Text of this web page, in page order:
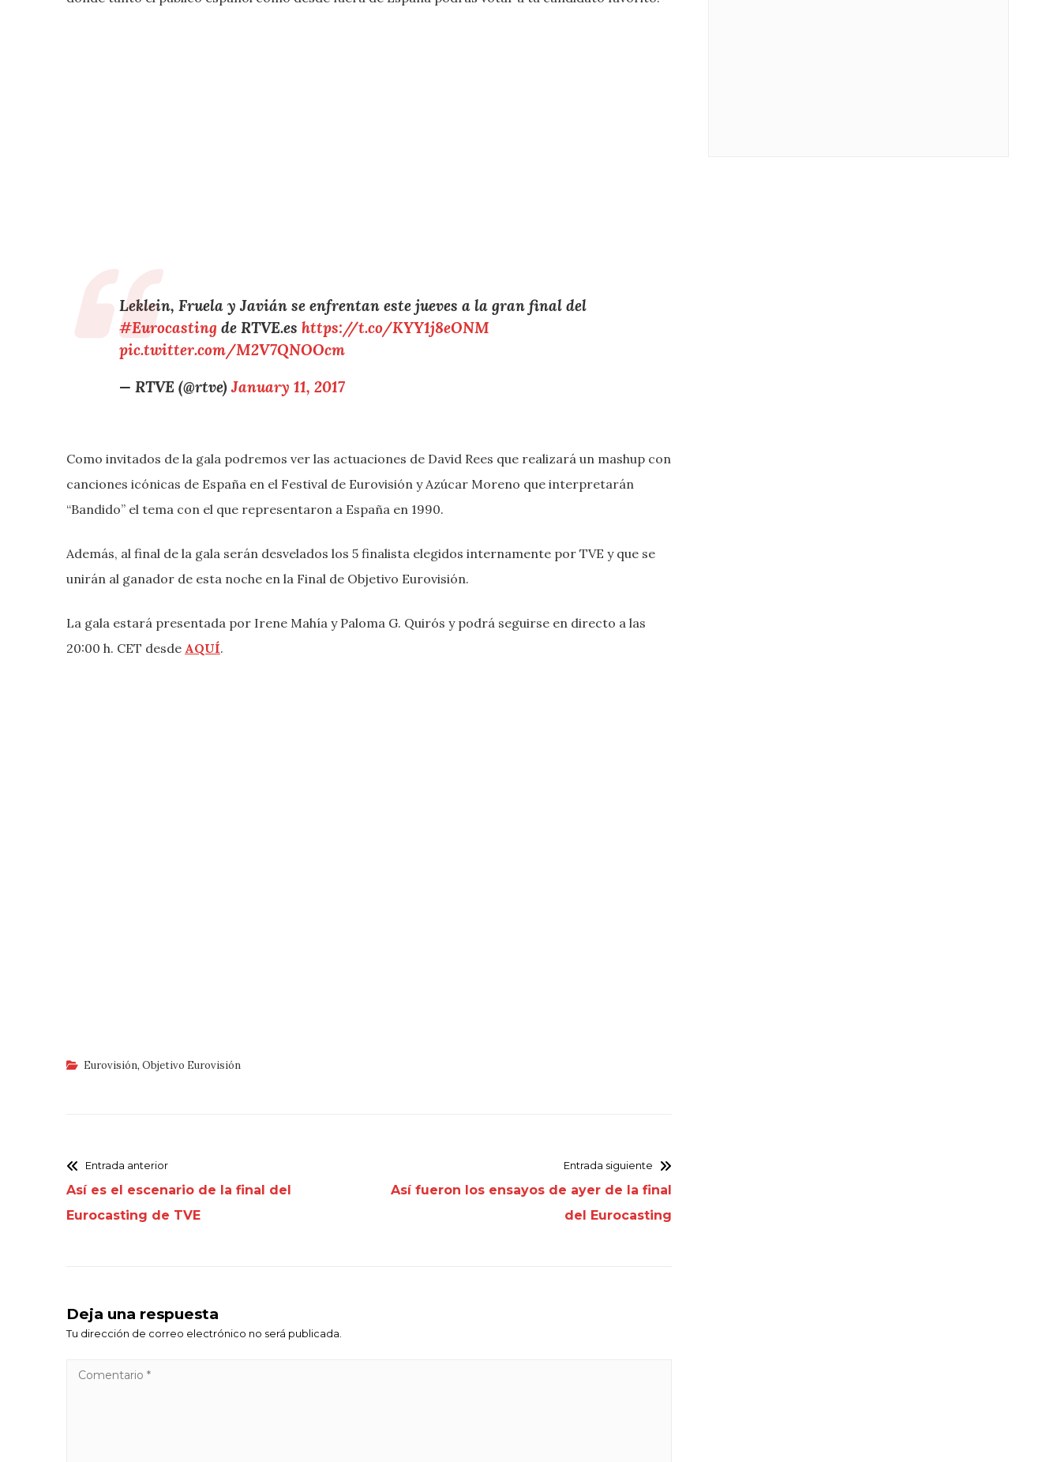
Leklein, Fruela y Javián se enfrentan este jueves a la gran final del
#Eurocasting de RTVE.eshttps://t.co/KYY1j8eONM
pic.twitter.com/M2V7QNOOcm
— RTVE (@rtve)January 11, 2017
Como invitados de la gala podremos ver las actuaciones de David Rees que realizará un mashup con
canciones icónicas de España en el Festival de Eurovisión y Azúcar Moreno que interpretarán
“Bandido” el tema con el que representaron a España en 1990.
Además, al final de la gala serán desvelados los 5 finalista elegidos internamente por TVE y que se
unirán al ganador de esta noche en la Final de Objetivo Eurovisión.
La gala estará presentada por Irene Mahía y Paloma G. Quirós y podrá seguirse en directo a las
20:00 h. CET desde AQUÍ.
Eurovisión, Objetivo Eurovisión
Entrada anterior
Así es el escenario de la final del
Eurocasting de TVE
Entrada siguiente
Así fueron los ensayos de ayer de la final
del Eurocasting
Deja una respuesta
Tu dirección de correo electrónico no será publicada.